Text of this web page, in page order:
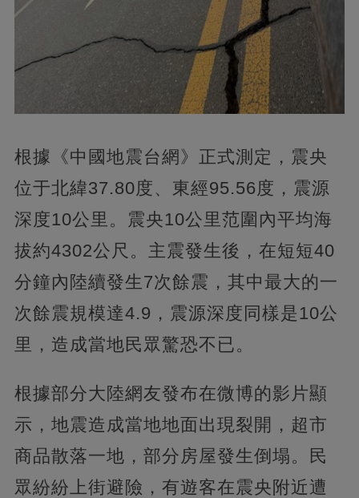
根據《中國地震台網》正式測定，震央
位于北緯37.80度、東經95.56度，震源
深度10公里。震央10公里范圍內平均海
拔約4302公尺。主震發生後，在短短40
分鐘內陸續發生7次餘震，其中最大的一
次餘震規模達4.9，震源深度同樣是10公
里，造成當地民眾驚恐不已。
根據部分大陸網友發布在微博的影片顯
示，地震造成當地地面出現裂開，超市
商品散落一地，部分房屋發生倒塌。民
眾紛紛上街避險，有遊客在震央附近遭